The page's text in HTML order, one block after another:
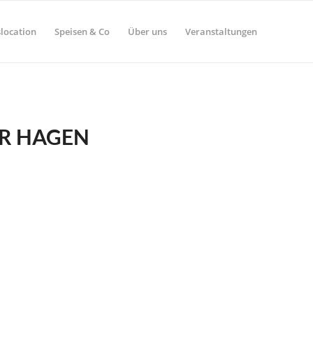
Speisen & Co Über uns Veranstaltungen
HAGEN